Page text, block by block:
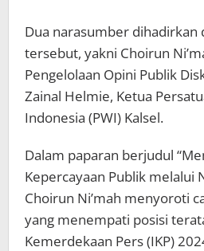
Dua narasumber dihadirkan
tersebut, yakni Choirun
Pengelolaan Opini Publik
Zainal Helmie, Ketua
Indonesia (PWI) Kalsel.
Dalam paparan berjudul
Kepercayaan Publik melalui
Choirun Ni’mah menyoroti
yang menempati posisi
Kemerdekaan Pers (IKP)